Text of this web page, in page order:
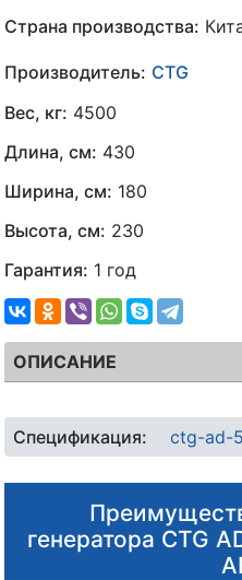
Страна производства:
Производитель: CTG
Вес, кг: 4500
Длина, см: 430
Ширина, см: 180
Высота, см: 230
Гарантия: 1 год
ОПИСАНИЕ
Спецификация: ctg-ad-
генератора CTG